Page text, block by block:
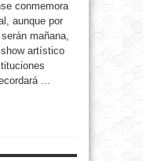
conmemora
aunque por
mañana,
artístico
...